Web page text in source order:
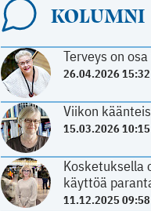
KOLUMNI
Terveys on
26.04.2026 15:32
Viikon
15.03.2026 10:15
Kosketuksella
käyttöä
11.12.2025 09:58